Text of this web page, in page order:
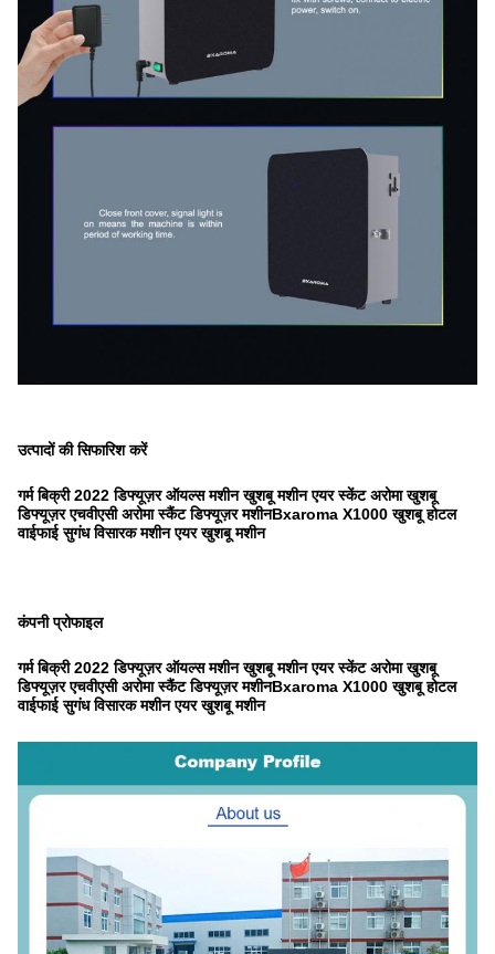
उत्पादों की सिफारिश करें
गर्म बिक्री 2022 डिफ्यूज़र ऑयल्स मशीन खुशबू मशीन एयर स्केंट अरोमा खुशबू
डिफ्यूज़र एचवीएसी अरोमा स्कैंट डिफ्यूज़र मशीनBxaroma X1000 खुशबू होटल
वाईफाई सुगंध विसारक मशीन एयर खुशबू मशीन
कंपनी प्रोफाइल
गर्म बिक्री 2022 डिफ्यूज़र ऑयल्स मशीन खुशबू मशीन एयर स्केंट अरोमा खुशबू
डिफ्यूज़र एचवीएसी अरोमा स्कैंट डिफ्यूज़र मशीनBxaroma X1000 खुशबू होटल
वाईफाई सुगंध विसारक मशीन एयर खुशबू मशीन